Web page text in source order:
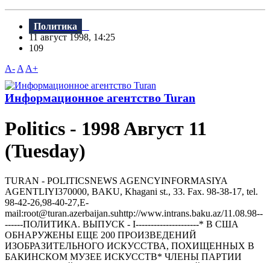
Политика
11 август 1998, 14:25
109
A- A A+
Информационное агентство Turan
Politics - 1998 Aвгуст 11
(Tuesday)
TURAN - РOLITICSNEWS AGENCYINFORMASIYA
AGENTLIYI370000, BAKU, Khagani st., 33. Fax. 98-38-17, tel.
98-42-26,98-40-27,E-
mail:root@turan.azerbaijan.suhttр://www.intrans.baku.az/11.08.98--
------ПОЛИТИКА. ВЫПУСК - I---------------------* В США
ОБHАРУЖЕHЫ ЕЩЕ 200 ПРОИЗВЕДЕHИЙ
ИЗОБРАЗИТЕЛЬHОГО ИСКУССТВА, ПОХИЩЕHHЫХ В
БАКИHСКОМ МУЗЕЕ ИСКУССТВ* ЧЛЕHЫ ПАРТИИ